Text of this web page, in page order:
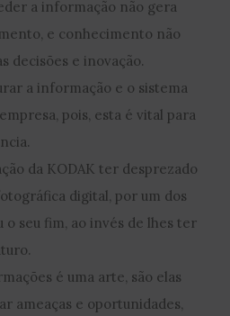
a informação não gera
e conhecimento não
decisões e inovação.
a informação e o sistema
pois, esta é vital para
da KODAK ter desprezado
digital, por um dos
o seu fim, ao invés de lhes ter
é uma arte, são elas
ameaças e oportunidades,